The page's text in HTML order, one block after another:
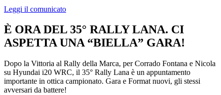
Leggi il comunicato
È ORA DEL 35° RALLY LANA. CI
ASPETTA UNA “BIELLA” GARA!
Dopo la Vittoria al Rally della Marca, per Corrado Fontana e Nicola
su Hyundai i20 WRC, il 35° Rally Lana è un appuntamento
importante in ottica campionato. Gara e Format nuovi, gli stessi
avversari da battere!